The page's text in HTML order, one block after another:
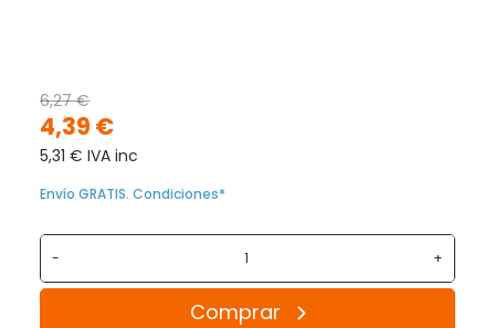
4,39 €
6,27 €
5,31 € IVA inc
Envío GRATIS. Condiciones*
- +
Comprar